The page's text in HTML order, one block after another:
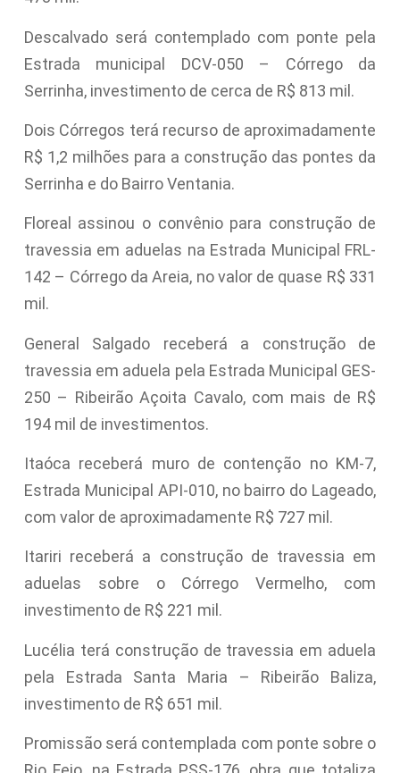
Descalvado será contemplado com ponte pela
Estrada municipal DCV-050 – Córrego da
Serrinha, investimento de cerca de R$ 813 mil.
Dois Córregos terá recurso de aproximadamente
R$ 1,2 milhões para a construção das pontes da
Serrinha e do Bairro Ventania.
Floreal assinou o convênio para construção de
travessia em aduelas na Estrada Municipal FRL-
142 – Córrego da Areia, no valor de quase R$ 331
mil.
General Salgado receberá a construção de
travessia em aduela pela Estrada Municipal GES-
250 – Ribeirão Açoita Cavalo, com mais de R$
194 mil de investimentos.
Itaóca receberá muro de contenção no KM-7,
Estrada Municipal API-010, no bairro do Lageado,
com valor de aproximadamente R$ 727 mil.
Itariri receberá a construção de travessia em
aduelas sobre o Córrego Vermelho, com
investimento de R$ 221 mil.
Lucélia terá construção de travessia em aduela
pela Estrada Santa Maria – Ribeirão Baliza,
investimento de R$ 651 mil.
Promissão será contemplada com ponte sobre o